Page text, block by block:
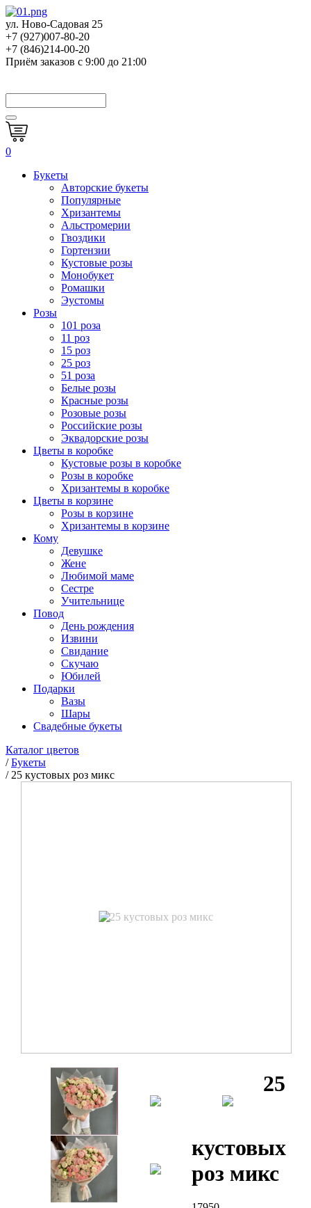
ул. Ново-Садовая 25
+7 (927)007-80-20
+7 (846)214-00-20
Приём заказов с 9:00 до 21:00
0
Букеты
Авторские букеты
Популярные
Хризантемы
Альстромерии
Гвоздики
Гортензии
Кустовые розы
Монобукет
Ромашки
Эустомы
Розы
101 роза
11 роз
15 роз
25 роз
51 роза
Белые розы
Красные розы
Розовые розы
Российские розы
Эквадорские розы
Цветы в коробке
Кустовые розы в коробке
Розы в коробке
Хризантемы в коробке
Цветы в корзине
Розы в корзине
Хризантемы в корзине
Кому
Девушке
Жене
Любимой маме
Сестре
Учительнице
Повод
День рождения
Извини
Свидание
Скучаю
Юбилей
Подарки
Вазы
Шары
Свадебные букеты
Каталог цветов
/Букеты
/ 25 кустовых роз микс
25
кустовых
роз микс